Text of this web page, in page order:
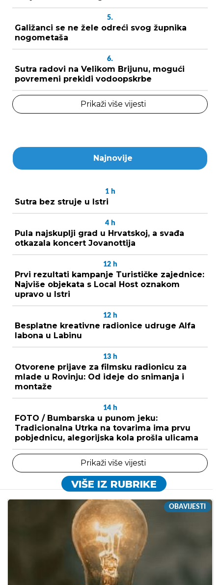
5.
Galižanci se ne žele odreći svog župnika
nogometaša
6.
Sutra radovi na Velikom Brijunu, mogući
povremeni prekidi vodoopskrbe
Prikaži više vijesti
Najnovije
1 h
Sutra bez struje u Istri
4 h
Pula najskuplji grad u Hrvatskoj, a svađa
otkazala koncert Jovanottija
12 h
Prvi rezultati kampanje Turističke zajednice:
Najviše objekata s Local Host oznakom
upravo u Istri
12 h
Besplatne kreativne radionice udruge Alfa
labona u Labinu
13 h
Otvorene prijave za filmsku radionicu za
mlade u Rovinju: Od ideje do snimanja i
montaže
14 h
FOTO / Bumbarska u punom jeku:
Tradicionalna Utrka na tovarima ima prvu
pobjednicu, alegorijska kola prošla ulicama
Prikaži više vijesti
VIŠE IZ RUBRIKE
OBAVIJESTI